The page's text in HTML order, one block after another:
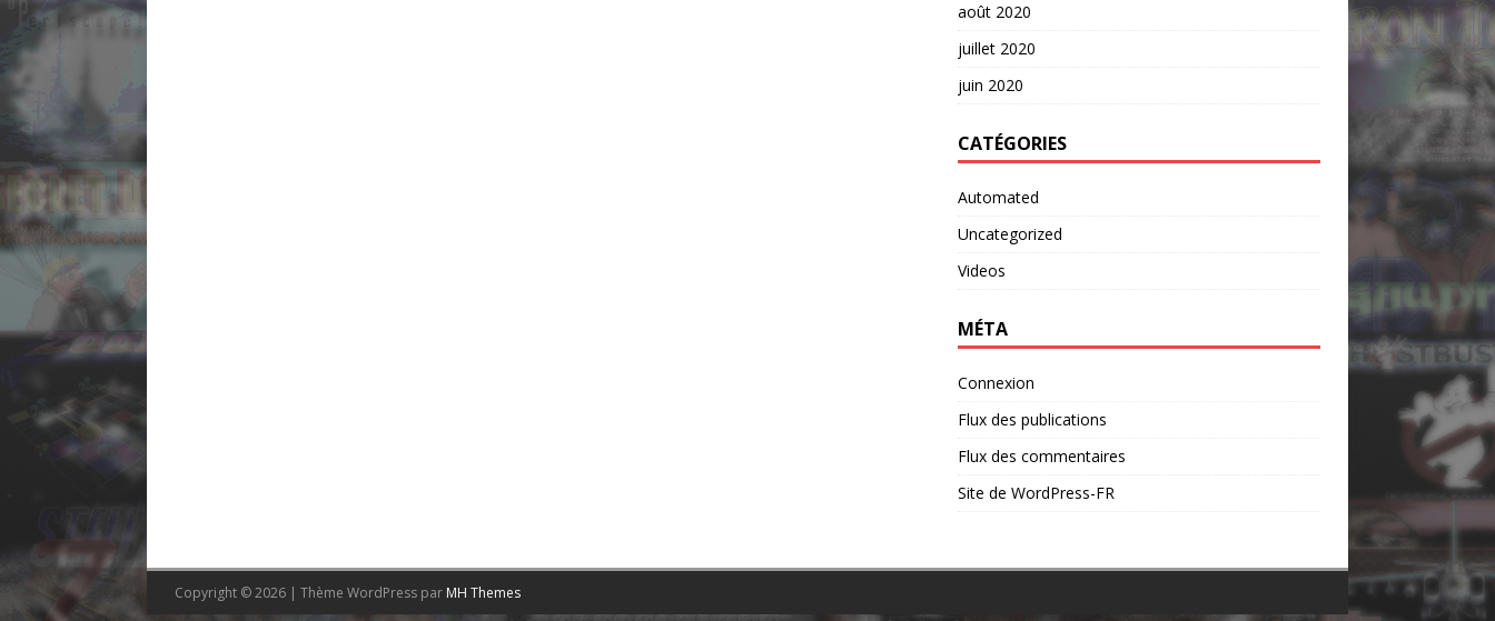
août 2020
juillet 2020
juin 2020
CATÉGORIES
Automated
Uncategorized
Videos
MÉTA
Connexion
Flux des publications
Flux des commentaires
Site de WordPress-FR
Copyright © 2026 | Thème WordPress par MH Themes